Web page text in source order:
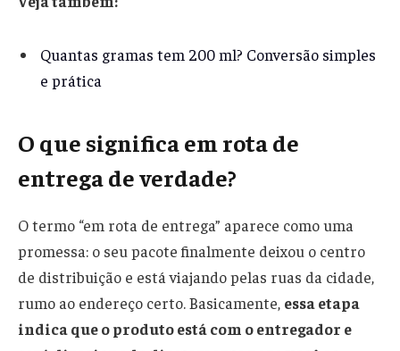
Quantas gramas tem 200 ml? Conversão simples
e prática
O que significa em rota de
entrega de verdade?
O termo “em rota de entrega” aparece como uma
promessa: o seu pacote finalmente deixou o centro
de distribuição e está viajando pelas ruas da cidade,
rumo ao endereço certo. Basicamente, essa etapa
indica que o produto está com o entregador e